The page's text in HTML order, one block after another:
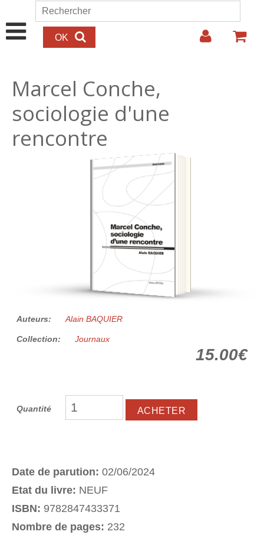
Aller au contenu principal
Formulaire de recherche
Rechercher
Marcel Conche,
sociologie d'une
rencontre
15.00€
Auteurs: Alain BAQUIER
Collection: Journaux
15.00€
Quantité
Date de parution: 02/06/2024
Etat du livre: NEUF
ISBN: 9782847433371
Nombre de pages: 232